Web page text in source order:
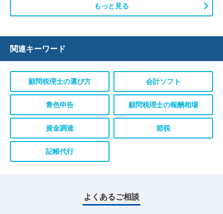
もっと見る
関連キーワード
顧問税理士の選び方 会計ソフト
青色申告 顧問税理士の報酬相場
資金調達 節税
記帳代行
よくあるご相談